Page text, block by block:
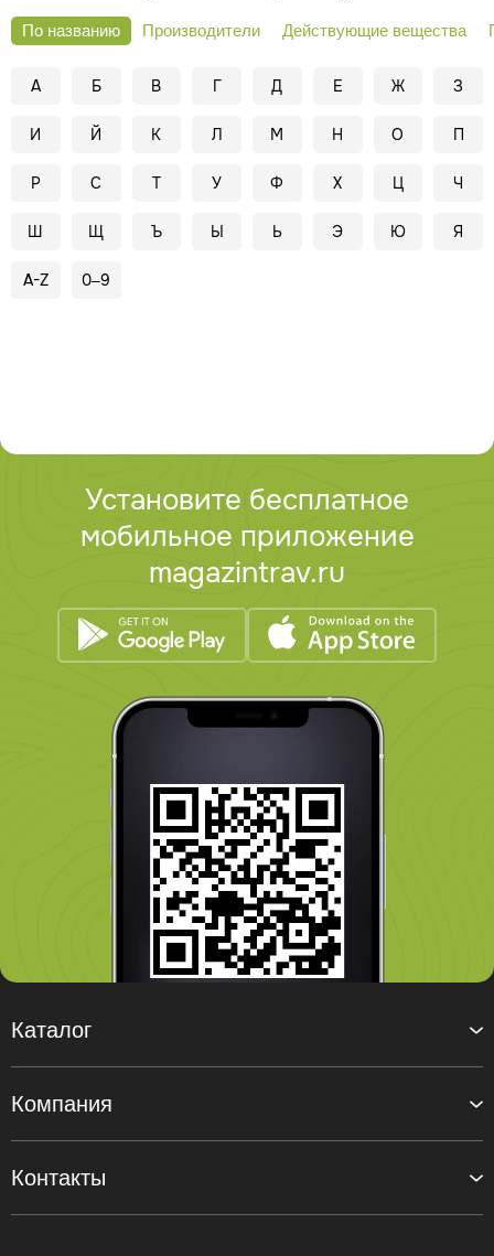
По названию Производители Действующие вещества
А Б В Г Д Е Ж З
И Й К Л М Н О П
Р С Т У Ф Х Ц Ч
Ш Щ Ъ Ы Ь Э Ю Я
A-Z 0–9
Установите бесплатное
мобильное приложение
magazintrav.ru
Контакты
Каталог
Компания